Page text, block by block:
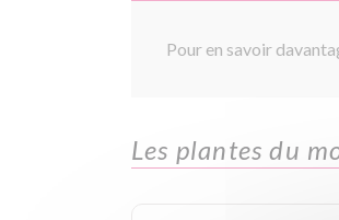
Pour en savoir
Les plantes du